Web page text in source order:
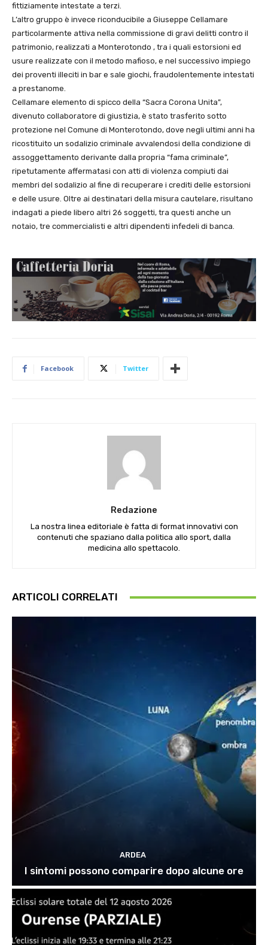
fittiziamente intestate a terzi.
L’altro gruppo è invece riconducibile a Giuseppe Cellamare
particolarmente attiva nella commissione di gravi delitti contro il
patrimonio, realizzati a Monterotondo , tra i quali estorsioni ed
usure realizzate con il metodo mafioso, e nel successivo impiego
dei proventi illeciti in bar e sale giochi, fraudolentemente intestati
a prestanome.
Cellamare elemento di spicco della “Sacra Corona Unita”,
divenuto collaboratore di giustizia, è stato trasferito sotto
protezione nel Comune di Monterotondo, dove negli ultimi anni ha
ricostituito un sodalizio criminale avvalendosi della condizione di
assoggettamento derivante dalla propria “fama criminale”,
ripetutamente affermatasi con atti di violenza compiuti dai
membri del sodalizio al fine di recuperare i crediti delle estorsioni
e delle usure. Oltre ai destinatari della misura cautelare, risultano
indagati a piede libero altri 26 soggetti, tra questi anche un
notaio, tre commercialisti e altri dipendenti infedeli di banca.
Facebook Twitter
Redazione
La nostra linea editoriale è fatta di format innovativi con
contenuti che spaziano dalla politica allo sport, dalla
medicina allo spettacolo.
ARTICOLI CORRELATI
ARDEA
I sintomi possono comparire dopo alcune ore